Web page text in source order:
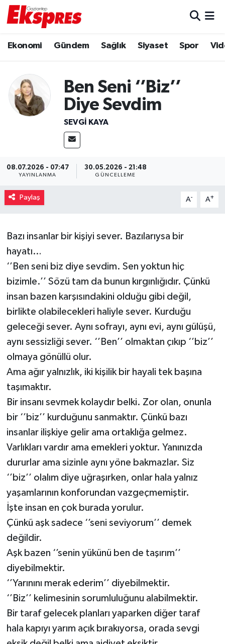
Ekonomi Gündem Sağlık Siyaset Spor
Ben Seni ‘’Biz’’
Diye Sevdim
SEVGI KAYA
08.07.2026 - 07:47
YAYINLANMA
30.05.2026 - 21:48
GÜNCELLEME
Paylaş A- A+
Bazı insanlar bir kişiyi sever. Bazılarıysa bir
hayatı…
‘’Ben seni biz diye sevdim. Sen yoktun hiç
bizimle.’’ Sözü tam da bunun kırgınlığıdır. Çünkü
insan bazen karşısındakini olduğu gibi değil,
birlikte olabilecekleri haliyle sever. Kurduğu
geleceği sever. Aynı sofrayı, aynı evi, aynı gülüşü,
aynı sessizliği sever. ‘’Ben’’ olmaktan çıkıp ‘’biz’’
olmaya gönüllü olur.
Ama ağır yalnızlık, iki kişilik bir hayali tek başına
taşımaktır.
Bir insanı sevmek kolaydır belki. Zor olan, onunla
bir ‘’biz’’ kurduğunu sanmaktır. Çünkü bazı
insanlar ilişkiye gelir ama ortaklığa gelmez.
Varlıkları vardır ama emekleri yoktur. Yanınızda
dururlar ama sizinle aynı yöne bakmazlar. Siz
‘’biz’’ olalım diye uğraşırken, onlar hala yalnız
yaşamlarının konforundan vazgeçmemiştir.
İşte insan en çok burada yorulur.
Çünkü aşk sadece ‘’seni seviyorum’’ demek
değildir.
Aşk bazen ‘’senin yükünü ben de taşırım’’
diyebilmektir.
‘’Yarınını merak ederim’’ diyebilmektir.
‘’Biz’’ kelimesinin sorumluluğunu alabilmektir.
Bir taraf gelecek planları yaparken diğer taraf
hala kapıyı yarım açık bırakıyorsa, orada sevgi
Ekonomi
Gaziantep son dakika
Genel
Haberler
Kültür Sanat
Piyasa
Resmi İlanlar
Sinemalar
Siyaset
Teknoloji
Türkiye
Video Haber
Yeme-İçme
Yemek
Trafik Durumu
Puan Durumu ve Fikstür
Tüm Manşetler
Son Dakika Haberleri
Haber Arşivi